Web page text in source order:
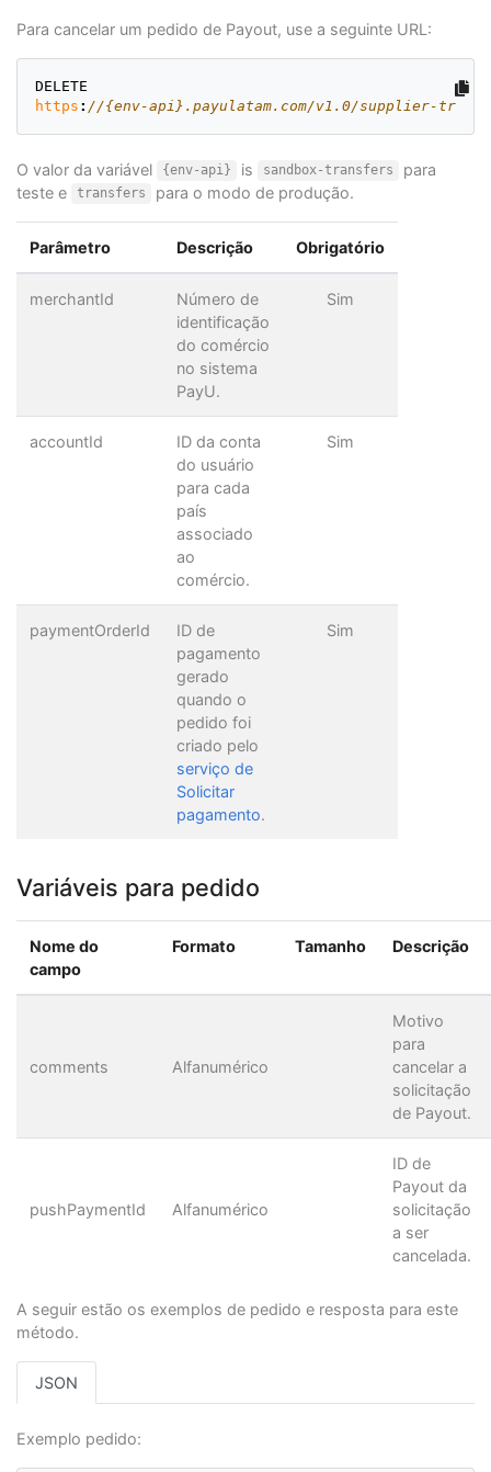
"documentType": "CC",
"1986-02-
"state": "ACTIVE"
},
}
],
"processingStatus": "FAILED"
"failureMessages": [
"There is no registered bank with
"value" : 2000000
"bankAccount":
"processingStatus"
"supplierType"
"accountType"
"CA",
"country"
"documentNumber"
"documentType"
"expeditionDate"
"birthDate"
"description": "Payment of supplies"
}
Para cancelar um pedido de Payout, use a seguinte URL:
DELETE
https : //{env-api}.payulatam.com/v1.0/supplier-
O valor da variável {env-api} is sandbox-transfers
para
teste e
transfers para o modo de produção.
Parâmetro Descrição Obrigatório
merchantId
Número de
identificação
do comércio
no sistema
PayU.
Sim
accountId
ID da conta
do usuário
para cada
país
associado
ao
comércio.
Sim
paymentOrderId
ID de
pagamento
gerado
quando o
pedido foi
criado pelo
serviço de
Solicitar
pagamento.
Sim
Variáveis para pedido
Nome do
campo
Formato Tamanho Descrição
comments Alfanumérico
Motivo
para
cancelar a
solicitação
de Payout.
pushPaymentId Alfanumérico
ID de
Payout da
solicitação
a ser
cancelada.
A seguir estão os exemplos de pedido e resposta para este
método.
JSON
Exemplo pedido: